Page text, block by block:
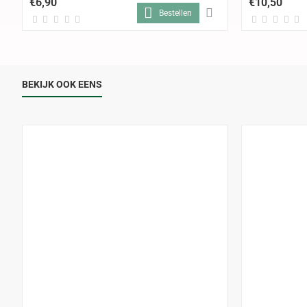
Bestellen
BEKIJK OOK EENS